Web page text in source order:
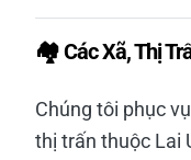
🏘️ Các Xã, Thị
Chúng tôi phục
thị trấn thuộc Lai